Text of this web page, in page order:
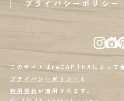
プライバシーポリシー
このサイトはreCAPTHAによって
プライバシーポリシー と
利用規約 が適用されます。